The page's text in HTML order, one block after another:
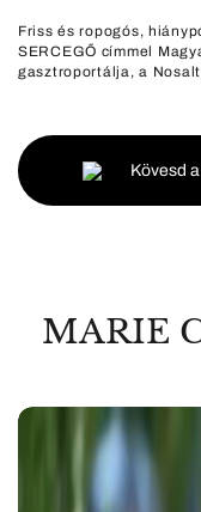
Friss és ropogós,
SERCEGŐ címmel
gasztroportálja, a
Kövesd a
MARIE